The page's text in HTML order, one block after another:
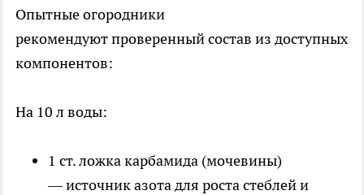
Опытные огородники
рекомендуют проверенный состав из доступных
компонентов:
На 10 л воды:
1 ст. ложка карбамида (мочевины)
— источник азота для роста стеблей и